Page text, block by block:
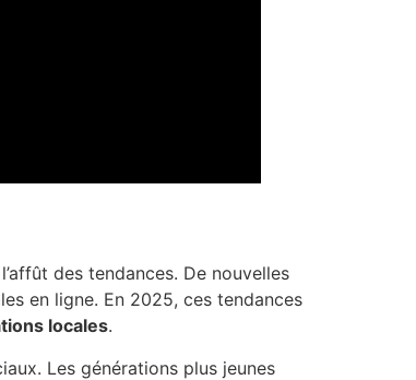
des tendances. De nouvelles
en ligne. En 2025, ces tendances
locales.
Les générations plus jeunes